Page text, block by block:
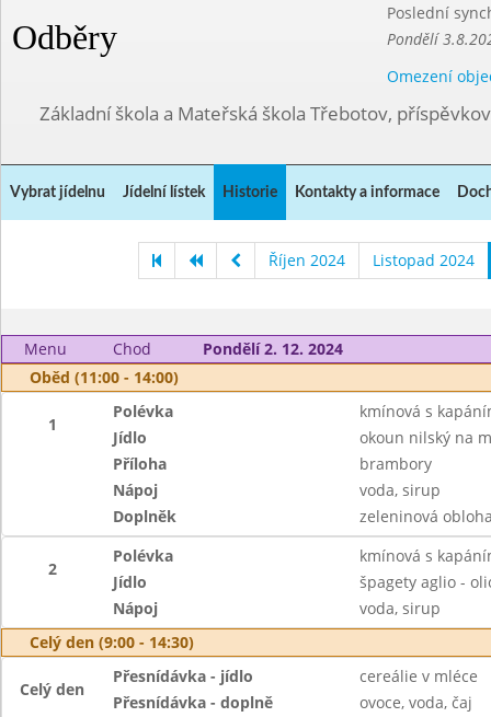
Odběry
Poslední
Pondělí
Omezení
Základní škola a Mateřská škola Třebotov,
Vybrat jídelnu Jídelní lístek Historie Kontakty a informace
Říjen 2024 Listopad 2024
Menu Chod
Pondělí 2. 12. 2024
Oběd (11:00 - 14:00)
1
Polévka
kmínová s
Jídlo
okoun nilský na
Příloha
brambory
Nápoj
voda, sirup
Doplněk
zeleninová
2
Polévka
kmínová s
Jídlo
špagety aglio -
Nápoj
voda, sirup
Celý den (9:00 - 14:30)
Celý den
Přesnídávka - jídlo
cereálie v mléce
Přesnídávka - doplně
ovoce, voda, čaj